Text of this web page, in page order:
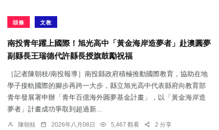
頭條 文教
南投青年躍上國際！旭光高中「黃金海岸造夢者」赴澳圓夢
副縣長王瑞德代許縣長授旗鼓勵祝福
［記者陳朝枝/南投報導］南投縣政府積極推動國際教育，協助在地
學子接軌國際的腳步再跨一大步，縣立旭光高中代表縣府向教育部
青年發展署申辦「青年百億海外圓夢基金計畫」，以「黃金海岸造
夢者」計畫成功爭取到超過新...
陳朝枝 2026年八月08日 5,467 觀看 2 分享